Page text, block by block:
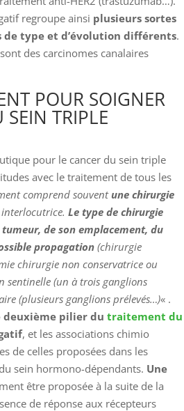
regroupe ainsi plusieurs sortes
de type et d’évolution différents.
des carcinomes canalaires
POUR SOIGNER
TRIPLE
pour le cancer du sein triple
avec le traitement de tous les
comprend souventune chirurgie
Le type de chirurgie
de son emplacement, du
propagation (chirurgie
chirurgie non conservatrice ou
sentinelle (un à trois ganglions
(plusieurs ganglions prélevés…)« .
deuxième pilier du traitement du
, et les associations chimio
de celles proposées dans les
sein hormono-dépendants. Une
être proposée à la suite de la
de réponse aux récepteurs